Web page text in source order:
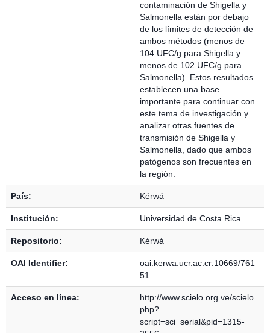
contaminación de Shigella y
Salmonella están por debajo
de los límites de detección de
ambos métodos (menos de
104 UFC/g para Shigella y
menos de 102 UFC/g para
Salmonella). Estos resultados
establecen una base
importante para continuar con
este tema de investigación y
analizar otras fuentes de
transmisión de Shigella y
Salmonella, dado que ambos
patógenos son frecuentes en
la región.
País: Kérwá
Institución: Universidad de Costa Rica
Repositorio: Kérwá
OAI Identifier:
oai:kerwa.ucr.ac.cr:10669/761
51
Acceso en línea:
http://www.scielo.org.ve/scielo.
php?
script=sci_serial&pid=1315-